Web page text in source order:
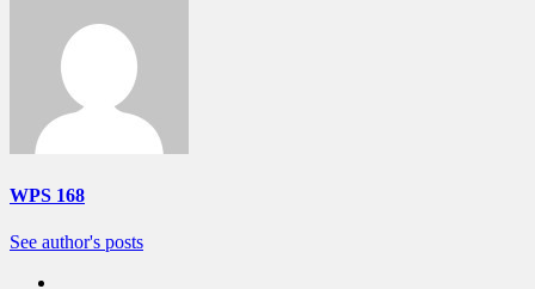
WPS 168
See author's posts